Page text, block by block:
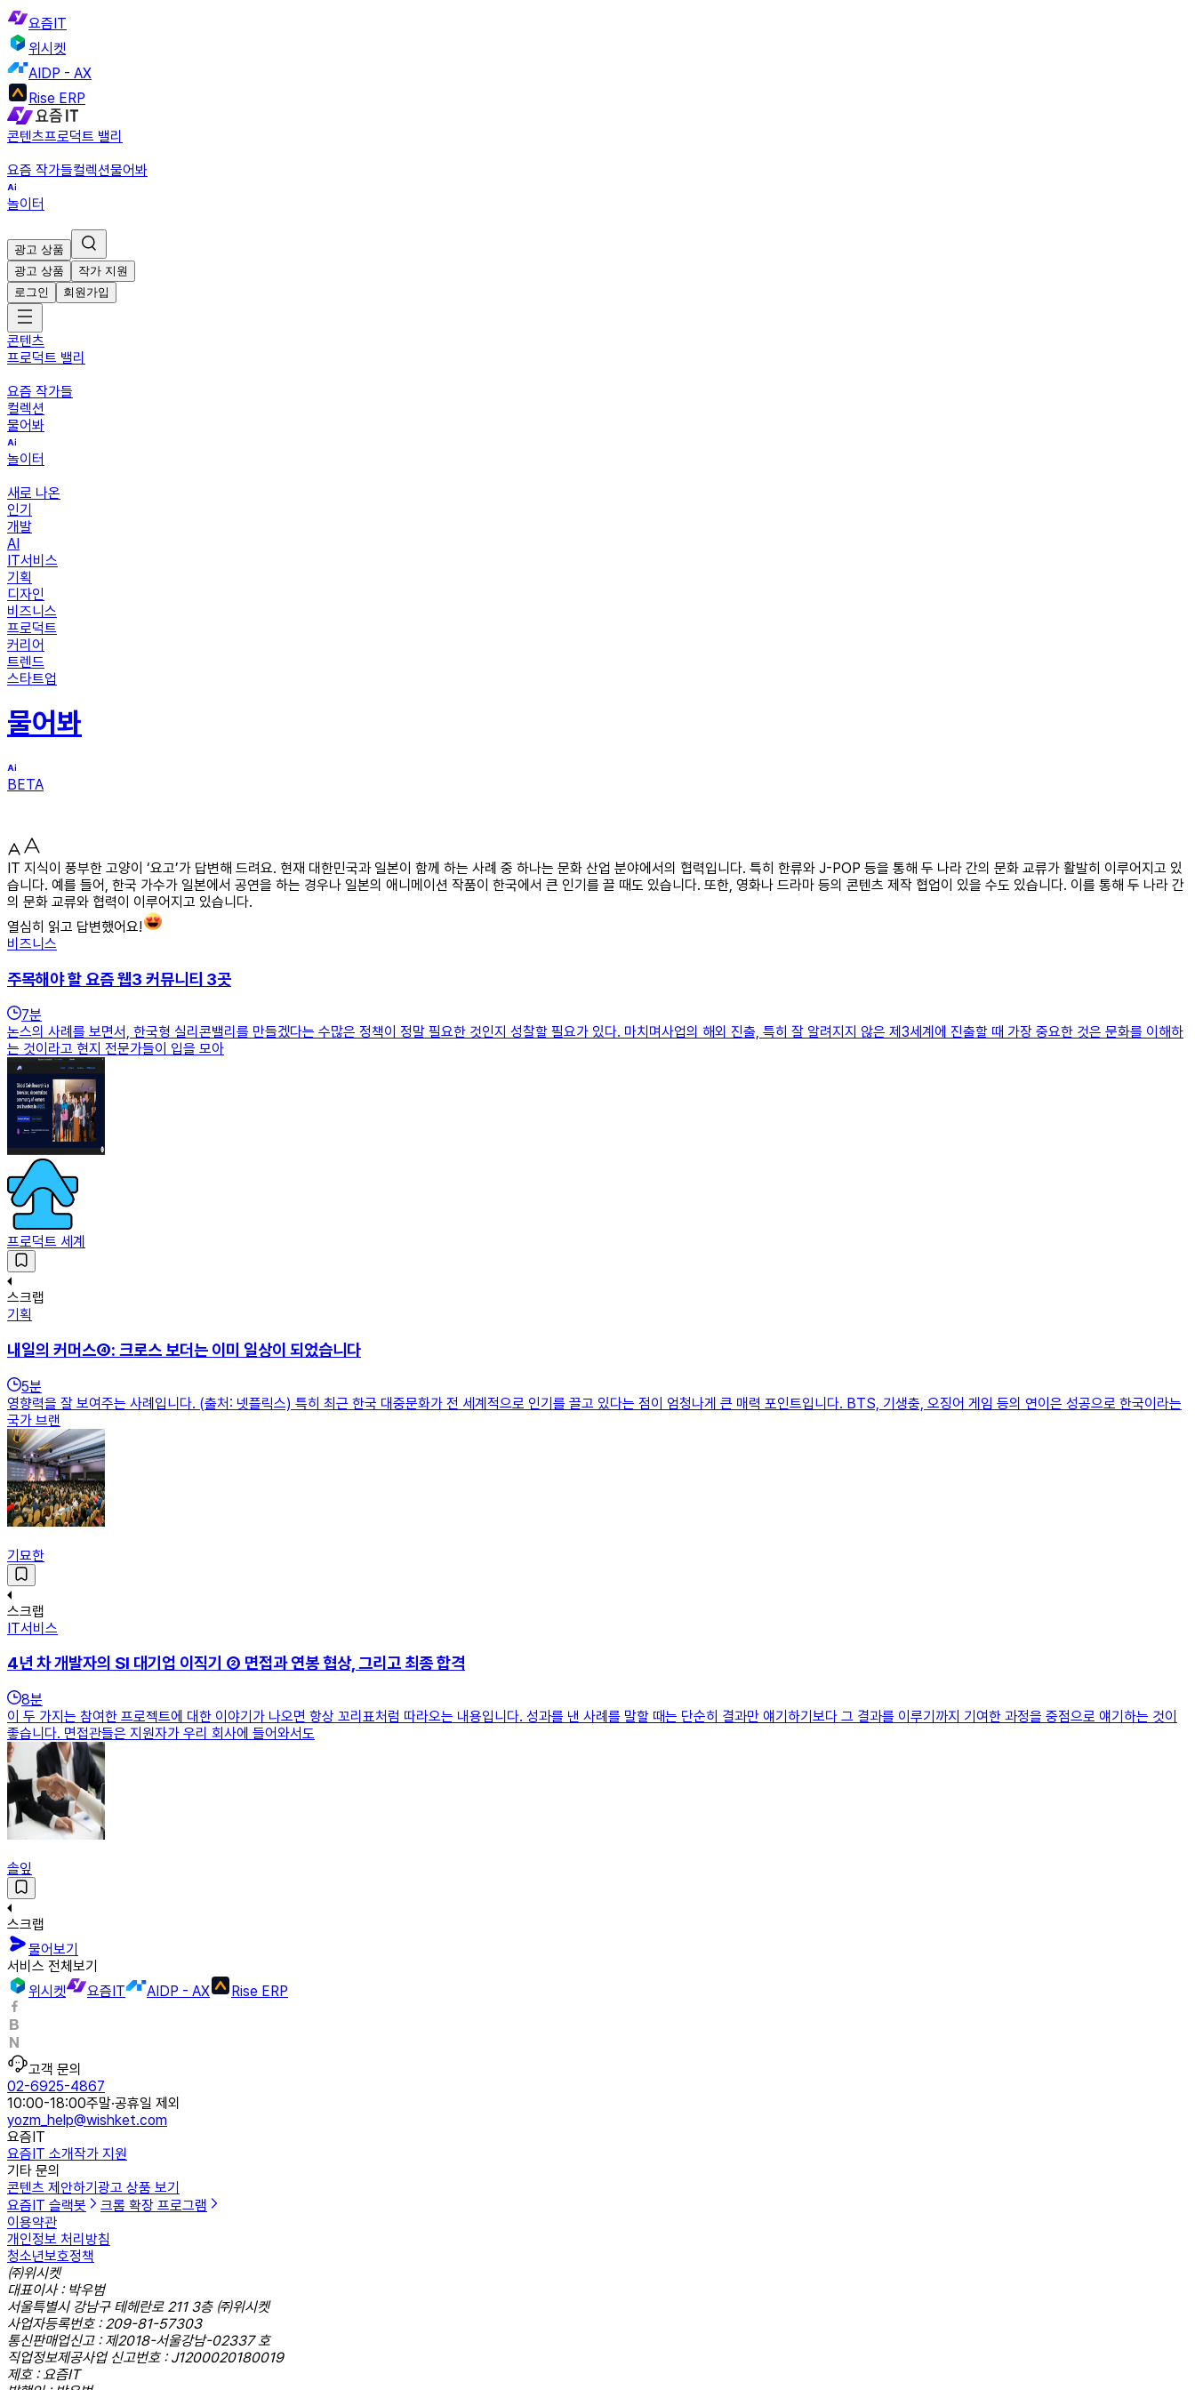
요즘IT
위시켓
AIDP - AX
Rise ERP
콘텐츠프로덕트 밸리
요즘 작가들컬렉션물어봐
놀이터
광고 상품
광고 상품
작가 지원
로그인
회원가입
콘텐츠
프로덕트 밸리
요즘 작가들
컬렉션
물어봐
놀이터
새로 나온
인기
개발
AI
IT서비스
기획
디자인
비즈니스
프로덕트
커리어
트렌드
스타트업
물어봐
BETA
IT 지식이 풍부한 고양이 ‘요고’가 답변해 드려요. 현재 대한민국과 일본이 함께 하는 사례 중 하나는 문화 산업 분야에서의 협력입니다. 특히 한류와 J-POP 등을 통해 두 나라 간의 문화 교류가 활발히 이루어지고 있
습니다. 예를 들어, 한국 가수가 일본에서 공연을 하는 경우나 일본의 애니메이션 작품이 한국에서 큰 인기를 끌 때도 있습니다. 또한, 영화나 드라마 등의 콘텐츠 제작 협업이 있을 수도 있습니다. 이를 통해 두 나라 간
의 문화 교류와 협력이 이루어지고 있습니다.
열심히 읽고 답변했어요!
비즈니스
주목해야 할 요즘 웹3 커뮤니티 3곳
7분
논스의 사례를 보면서, 한국형 실리콘밸리를 만들겠다는 수많은 정책이 정말 필요한 것인지 성찰할 필요가 있다. 마치며사업의 해외 진출, 특히 잘 알려지지 않은 제3세계에 진출할 때 가장 중요한 것은 문화를 이해하
는 것이라고 현지 전문가들이 입을 모아
프로덕트 세계
스크랩
기획
내일의 커머스④: 크로스 보더는 이미 일상이 되었습니다
5분
영향력을 잘 보여주는 사례입니다. (출처: 넷플릭스) 특히 최근 한국 대중문화가 전 세계적으로 인기를 끌고 있다는 점이 엄청나게 큰 매력 포인트입니다. BTS, 기생충, 오징어 게임 등의 연이은 성공으로 한국이라는
국가 브랜
기묘한
스크랩
IT서비스
4년 차 개발자의 SI 대기업 이직기 ② 면접과 연봉 협상, 그리고 최종 합격
8분
이 두 가지는 참여한 프로젝트에 대한 이야기가 나오면 항상 꼬리표처럼 따라오는 내용입니다. 성과를 낸 사례를 말할 때는 단순히 결과만 얘기하기보다 그 결과를 이루기까지 기여한 과정을 중점으로 얘기하는 것이
좋습니다. 면접관들은 지원자가 우리 회사에 들어와서도
솔잎
스크랩
물어보기
서비스 전체보기
위시켓
요즘IT AIDP - AX Rise ERP
고객 문의
02-6925-4867
10:00-18:00주말·공휴일 제외
yozm_help@wishket.com
요즘IT
요즘IT 소개작가 지원
기타 문의
콘텐츠 제안하기 광고 상품 보기
요즘IT 슬랙봇
크롬 확장 프로그램
이용약관
개인정보 처리방침
청소년보호정책
㈜위시켓
대표이사 : 박우범
서울특별시 강남구 테헤란로 211 3층 ㈜위시켓
사업자등록번호 : 209-81-57303
통신판매업신고 : 제2018-서울강남-02337 호
직업정보제공사업 신고번호 : J1200020180019
제호 : 요즘IT